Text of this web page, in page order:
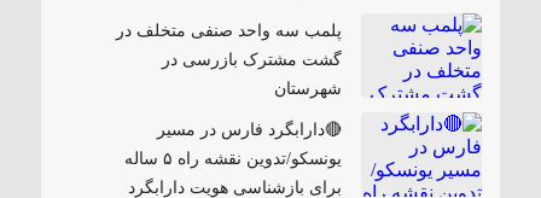
پلمب سه واحد صنفی متخلف در
گشت مشترک بازرسی در
شهرستان
🔴دارابگرد فارس در مسیر
یونسکو/تدوین نقشه راه ۵ ساله
برای بازشناسی هویت دارابگرد